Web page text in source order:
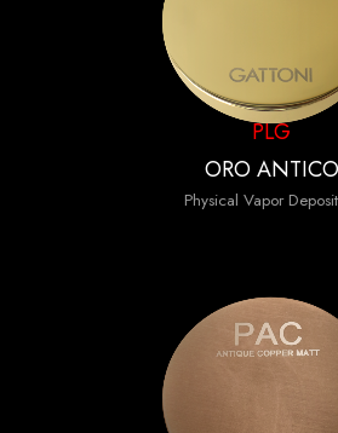
PLG
ORO ANTICO
Physical Vapor